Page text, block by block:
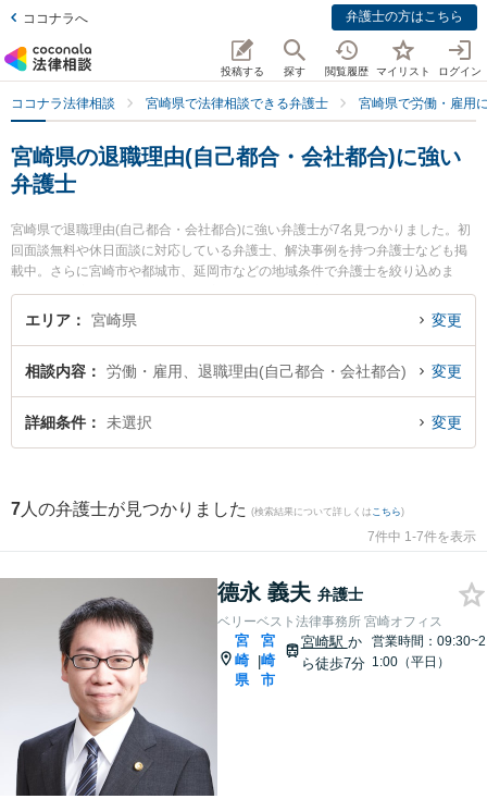
ココナラへ 弁護士の方はこちら
投稿する 探す 閲覧履歴 マイリスト ログイン
ココナラ法律相談 宮崎県で法律相談できる弁護士 宮崎県で労働・雇用
宮崎県の退職理由(自己都合・会社都合)に強い
弁護士
宮崎県で退職理由(自己都合・会社都合)に強い弁護士が7名見つかりました。初
回面談無料や休日面談に対応している弁護士、解決事例を持つ弁護士なども掲
載中。さらに宮崎市や都城市、延岡市などの地域条件で弁護士を絞り込めま
す。労働・雇用に関係する不当解雇や退職勧奨、内定取消等の細かな分野での
絞り込み検索もでき便利です。特にベリーベスト法律事務所 宮崎オフィスの德
す。『宮崎県で土日や夜間に発生した退職理由(自己都合・会社都合)のトラブル
を今すぐに弁護士に相談したい』『退職理由(自己都合・会社都合)のトラブル解
決の実績豊富な近くの弁護士を検索したい』『初回相談無料で退職理由(自己都
エリア 宮崎県 変更
相談内容 労働・雇用、退職理由(自己都合・会社都合) 変更
詳細条件 未選択 変更
7 人の弁護士が見つかりました (検索結果について詳しくは こちら)
7件中 1-7件を表示
德永 義夫 弁護士
ベリーベスト法律事務所 宮崎オフィス
宮
崎
県
|
宮
崎
市
宮崎駅 か
ら徒歩7分
営業時間：09:30~2
1:00（平日）